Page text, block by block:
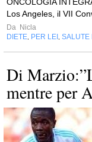
Los Angeles, il VII
Da Nicla
DIETE PER LEI SALUTE
Di
mentre per